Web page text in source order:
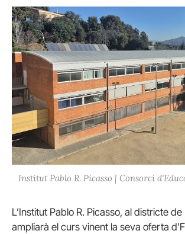
Institut Pablo R. Picasso | Consorci
L’Institut Pablo R. Picasso, al districte
ampliarà el curs vinent la seva oferta